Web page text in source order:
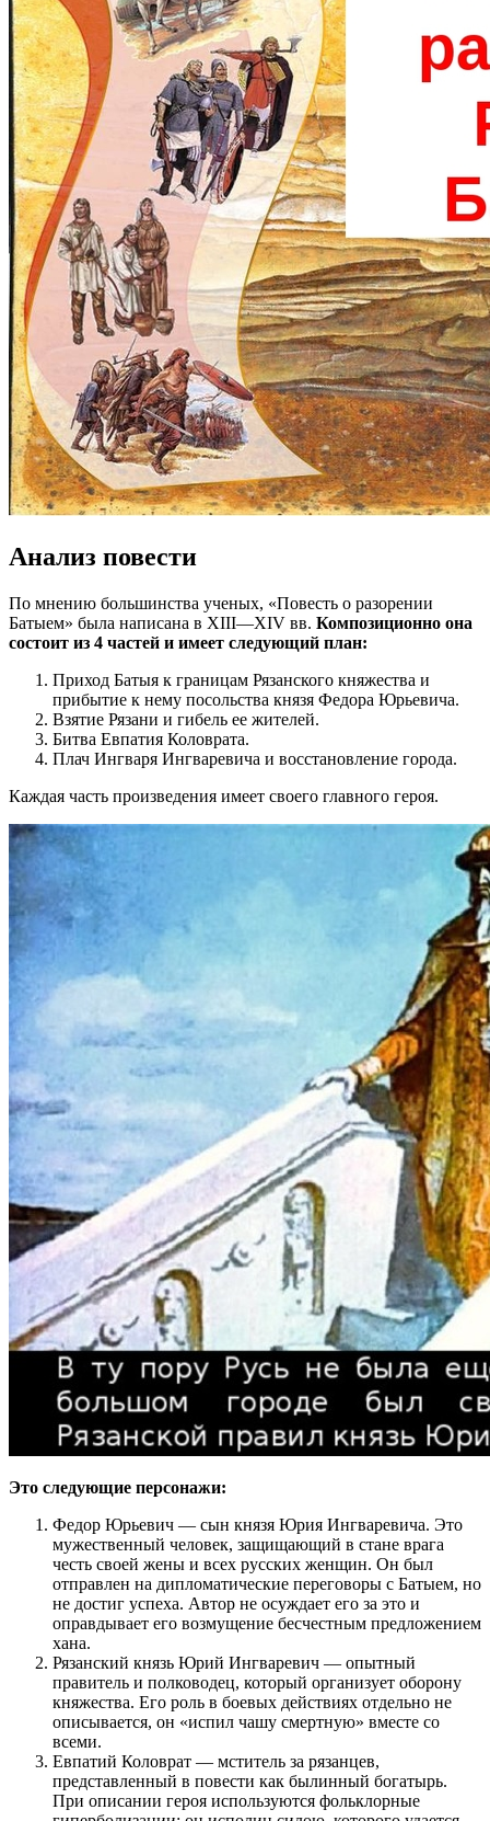
Анализ повести
По мнению большинства ученых, «Повесть о разорении
Батыем» была написана в XIII—XIV вв. Композиционно она
состоит из 4 частей и имеет следующий план:
Приход Батыя к границам Рязанского княжества и
прибытие к нему посольства князя Федора Юрьевича.
Взятие Рязани и гибель ее жителей.
Битва Евпатия Коловрата.
Плач Ингваря Ингваревича и восстановление города.
Каждая часть произведения имеет своего главного героя.
Это следующие персонажи:
Федор Юрьевич — сын князя Юрия Ингваревича. Это
мужественный человек, защищающий в стане врага
честь своей жены и всех русских женщин. Он был
отправлен на дипломатические переговоры с Батыем, но
не достиг успеха. Автор не осуждает его за это и
оправдывает его возмущение бесчестным предложением
хана.
Рязанский князь Юрий Ингваревич — опытный
правитель и полководец, который организует оборону
княжества. Его роль в боевых действиях отдельно не
описывается, он «испил чашу смертную» вместе со
всеми.
Евпатий Коловрат — мститель за рязанцев,
представленный в повести как былинный богатырь.
При описании героя используются фольклорные